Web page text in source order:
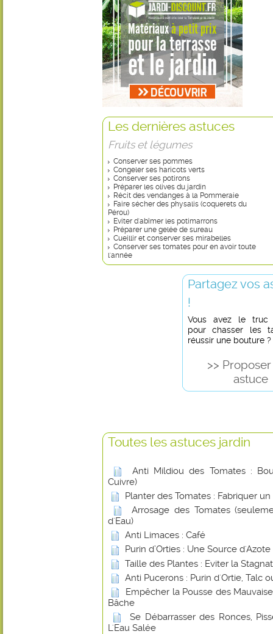
Les dernières astuces
Fruits et légumes
Conserver ses pommes
Congeler ses haricots verts
Conserver ses potirons
Préparer les olives du jardin
Récit des vendanges à la Pommeraie
Faire sécher des physalis (coquerets du
Pérou)
Eviter d'abîmer les potimarrons
Préparer une gelée de sureau
Cueillir et conserver ses mirabelles
Conserver ses tomates pour en avoir toute
l'année
Partagez vos
!
Vous avez le truc
pour chasser les
réussir une bouture ?
>>
astuce
Toutes les astuces jardin
Anti Mildiou des Tomates :
Cuivre)
Planter des Tomates : Fabriquer
Arrosage des Tomates
d'Eau)
Anti Limaces : Café
Purin d’Orties : Une Source
Taille des Plantes : Eviter la
Anti Pucerons : Purin d'Ortie, Talc
Empêcher la Pousse des
Bâche
Se Débarrasser des Ronces,
L'Eau Salée